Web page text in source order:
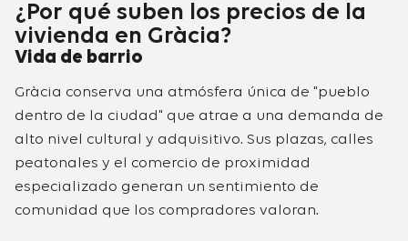
¿Por qué suben los precios de la
vivienda en Gràcia?
Vida de barrio
Gràcia conserva una atmósfera única de "pueblo
dentro de la ciudad" que atrae a una demanda de
alto nivel cultural y adquisitivo. Sus plazas, calles
peatonales y el comercio de proximidad
especializado generan un sentimiento de
comunidad que los compradores valoran.